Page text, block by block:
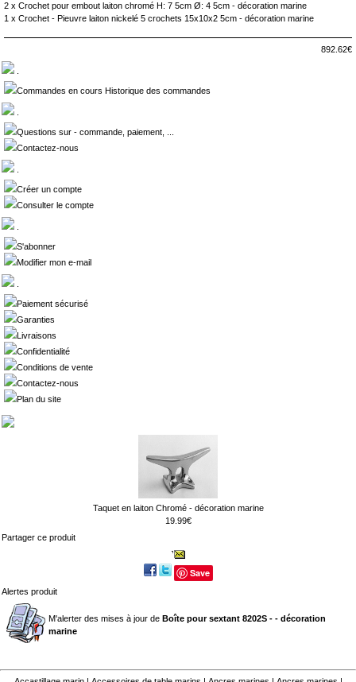
2 x Crochet pour embout laiton chromé H: 7 5cm Ø: 4 5cm - décoration marine
1 x Crochet - Pieuvre laiton nickelé 5 crochets 15x10x2 5cm - décoration marine
892.62€
Commandes en cours Historique des commandes
Questions sur - commande, paiement, ...
Contactez-nous
Créer un compte
Consulter le compte
S'abonner
Modifier mon e-mail
Paiement sécurisé
Garanties
Livraisons
Confidentialité
Conditions de vente
Contactez-nous
Plan du site
Taquet en laiton Chromé - décoration marine
19.99€
Partager ce produit
Save
Alertes produit
M'alerter des mises à jour de Boîte pour sextant 8202S - - décoration
marine